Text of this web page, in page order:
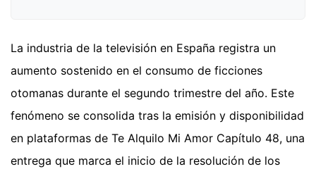
La industria de la televisión en España registra un
aumento sostenido en el consumo de ficciones
otomanas durante el segundo trimestre del año. Este
fenómeno se consolida tras la emisión y disponibilidad
en plataformas de Te Alquilo Mi Amor Capítulo 48, una
entrega que marca el inicio de la resolución de los